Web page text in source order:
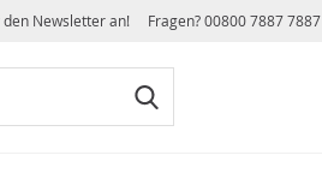
Newsletter an! Fragen?00800 7887 7887